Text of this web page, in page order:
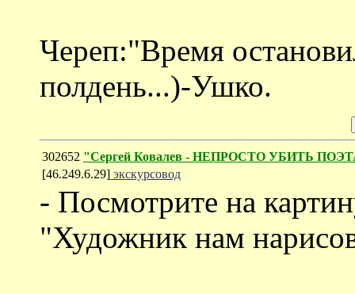
Череп:"Время
полдень...)-Ушко.
302652 "Сергей Ковалев - НЕПРОСТО УБИТЬ
[46.249.6.29] экскурсовод
- Посмотрите на
"Художник нам